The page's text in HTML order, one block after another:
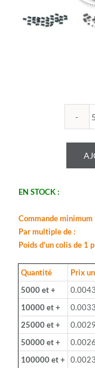
EN STOCK :
Commande minimum
Par multiple de :
Poids d'un colis de 1
Quantité Prix
5000 et +
10000 et +
25000 et +
50000 et +
100000 et +